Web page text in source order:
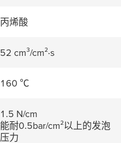
丙烯酸
52 cm³/cm²·s
160 ℃
1.5 N/cm
能耐0.5bar/cm²以上的发泡
压力